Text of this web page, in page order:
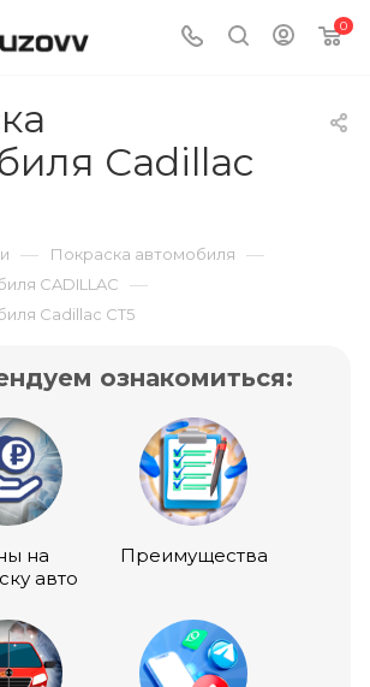
0
Cadillac
— Покраска автомобиля —
CADILLAC —
Cadillac CT5
ознакомиться:
на
авто
Преимущества